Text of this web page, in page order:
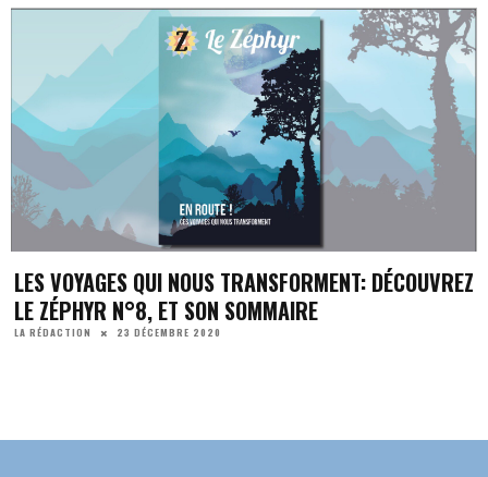
LES VOYAGES QUI NOUS TRANSFORMENT: DÉCOUVREZ
LE ZÉPHYR N°8, ET SON SOMMAIRE
LA RÉDACTION 23 DÉCEMBRE 2020